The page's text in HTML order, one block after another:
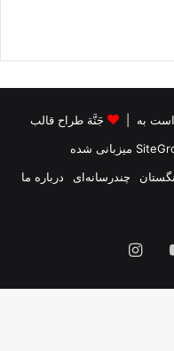
جَنَّة طراح قالب
میزبانی شده
چندرسانه‌ای
درباره ما
یوتیوب